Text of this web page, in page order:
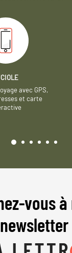
avec GPS,
et carte
vous
newsletter